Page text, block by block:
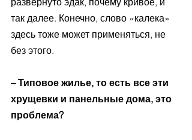
так далее. Конечно, слово «калека»
здесь тоже может применяться, не
без этого.
– Типовое жилье, то есть все эти
хрущевки и панельные дома, это
проблема?